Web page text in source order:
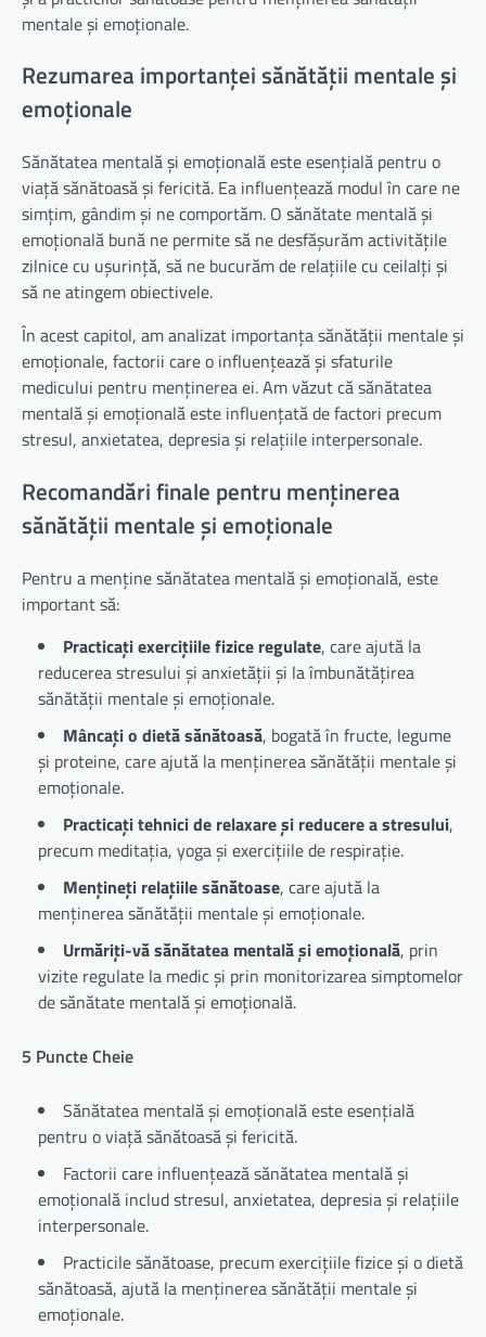
mentale și emoționale.
Rezumarea importanței sănătății mentale și
emoționale
Sănătatea mentală și emoțională este esențială pentru o
viață sănătoasă și fericită. Ea influențează modul în care ne
simțim, gândim și ne comportăm. O sănătate mentală și
emoțională bună ne permite să ne desfășurăm activitățile
zilnice cu ușurință, să ne bucurăm de relațiile cu ceilalți și
să ne atingem obiectivele.
În acest capitol, am analizat importanța sănătății mentale și
emoționale, factorii care o influențează și sfaturile
medicului pentru menținerea ei. Am văzut că sănătatea
mentală și emoțională este influențată de factori precum
stresul, anxietatea, depresia și relațiile interpersonale.
Recomandări finale pentru menținerea
sănătății mentale și emoționale
Pentru a menține sănătatea mentală și emoțională, este
important să:
Practicați exercițiile fizice regulate, care ajută la
reducerea stresului și anxietății și la îmbunătățirea
sănătății mentale și emoționale.
Mâncați o dietă sănătoasă, bogată în fructe, legume
și proteine, care ajută la menținerea sănătății mentale și
emoționale.
Practicați tehnici de relaxare și reducere a stresului,
precum meditația, yoga și exercițiile de respirație.
Mențineți relațiile sănătoase, care ajută la
menținerea sănătății mentale și emoționale.
Urmăriți-vă sănătatea mentală și emoțională, prin
vizite regulate la medic și prin monitorizarea simptomelor
de sănătate mentală și emoțională.
5 Puncte Cheie
Sănătatea mentală și emoțională este esențială
pentru o viață sănătoasă și fericită.
Factorii care influențează sănătatea mentală și
emoțională includ stresul, anxietatea, depresia și relațiile
interpersonale.
Practicile sănătoase, precum exercițiile fizice și o dietă
sănătoasă, ajută la menținerea sănătății mentale și
emoționale.